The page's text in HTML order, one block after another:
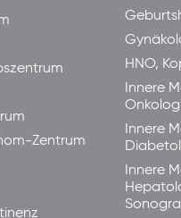
Zentrum
HNO,
Innere
Innere
Innere